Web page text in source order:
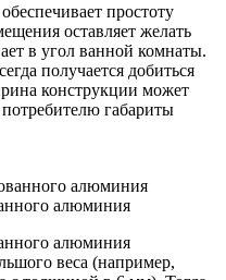
простоту
оставляет желать
в угол ванной комнаты.
получается добиться
конструкции может
габариты
алюминия
алюминия
веса (например,